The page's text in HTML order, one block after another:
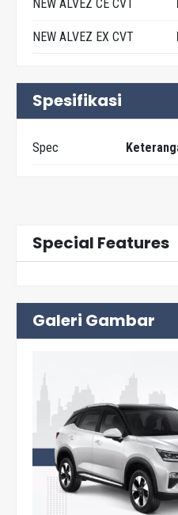
NEW ALVEZ CE CVT
NEW ALVEZ EX CVT
Spesifikasi
Spec
Special Features
Galeri Gambar